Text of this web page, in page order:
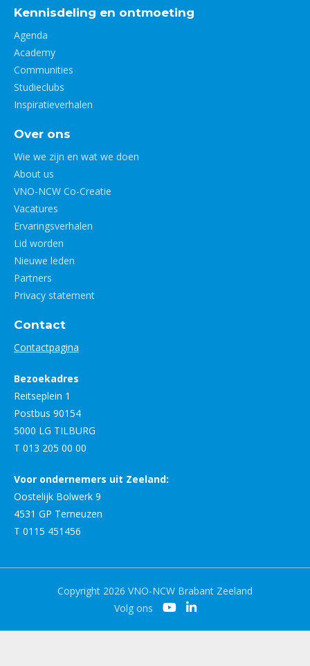
Kennisdeling en ontmoeting
Agenda
Academy
Communities
Studieclubs
Inspiratieverhalen
Over ons
Wie we zijn en wat we doen
About us
VNO-NCW Co-Creatie
Vacatures
Ervaringsverhalen
Lid worden
Nieuwe leden
Partners
Privacy statement
Contact
Contactpagina
Bezoekadres
Reitseplein 1
Postbus 90154
5000 LG TILBURG
T 013 205 00 00
Voor ondernemers uit Zeeland:
Oostelijk Bolwerk 9
4531 GP Terneuzen
T 0115 451456
Copyright 2026 VNO-NCW Brabant Zeeland
Volg ons